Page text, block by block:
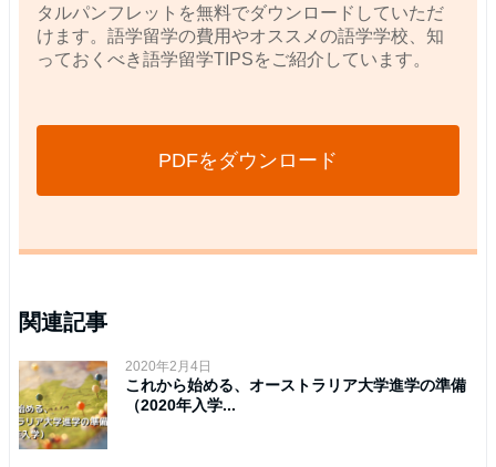
タルパンフレットを無料でダウンロードしていただ
けます。語学留学の費用やオススメの語学学校、知
っておくべき語学留学TIPSをご紹介しています。
PDFをダウンロード
関連記事
2020年2月4日
これから始める、オーストラリア大学進学の準備
（2020年入学...